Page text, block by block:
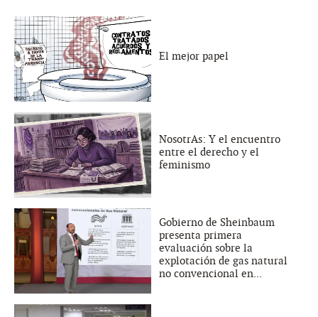
El mejor papel
NosotrAs: Y el encuentro
entre el derecho y el
feminismo
Gobierno de Sheinbaum
presenta primera
evaluación sobre la
explotación de gas natural
no convencional en...